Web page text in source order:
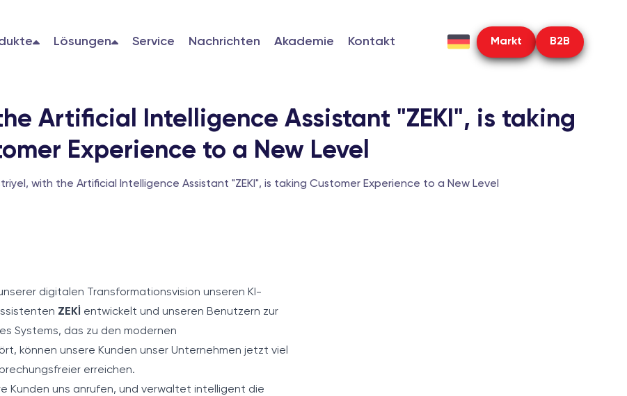
Lösungen Service Nachrichten Akademie Kontakt Markt B2B
Artificial Intelligence Assistant "ZEKI", is taking
Experience to a New Level
with the Artificial Intelligence Assistant "ZEKI", is taking Customer Experience to a New Level
digitalen Transformationsvision unseren KI-
ZEKİ entwickelt und unseren Benutzern zur
Systems, das zu den modernen
können unsere Kunden unser Unternehmen jetzt viel
erreichen.
Kunden uns anrufen, und verwaltet intelligent die